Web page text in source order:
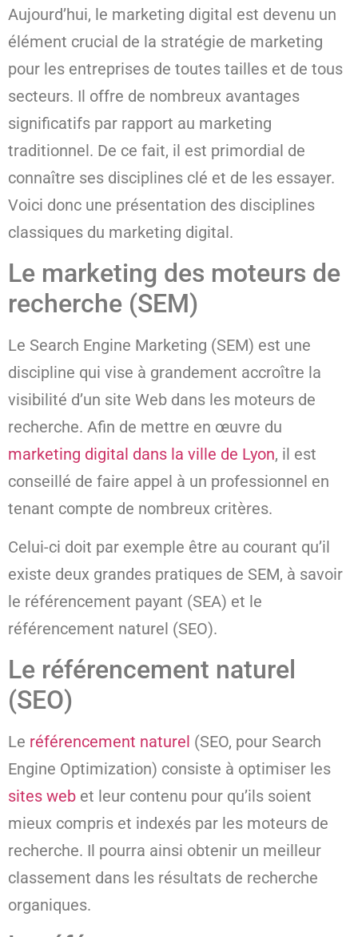
Aujourd’hui, le marketing digital est devenu un
élément crucial de la stratégie de marketing
pour les entreprises de toutes tailles et de tous
secteurs. Il offre de nombreux avantages
significatifs par rapport au marketing
traditionnel. De ce fait, il est primordial de
connaître ses disciplines clé et de les essayer.
Voici donc une présentation des disciplines
classiques du marketing digital.
Le marketing des moteurs de
recherche (SEM)
Le Search Engine Marketing (SEM) est une
discipline qui vise à grandement accroître la
visibilité d’un site Web dans les moteurs de
recherche. Afin de mettre en œuvre du
marketing digital dans la ville de Lyon, il est
conseillé de faire appel à un professionnel en
tenant compte de nombreux critères.
Celui-ci doit par exemple être au courant qu’il
existe deux grandes pratiques de SEM, à savoir
le référencement payant (SEA) et le
référencement naturel (SEO).
Le référencement naturel
(SEO)
Le référencement naturel (SEO, pour Search
Engine Optimization) consiste à optimiser les
sites web et leur contenu pour qu’ils soient
mieux compris et indexés par les moteurs de
recherche. Il pourra ainsi obtenir un meilleur
classement dans les résultats de recherche
organiques.